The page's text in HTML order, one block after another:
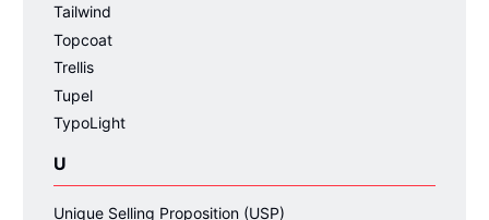
Tailwind
Topcoat
Trellis
Tupel
TypoLight
U
Unique Selling Proposition (USP)